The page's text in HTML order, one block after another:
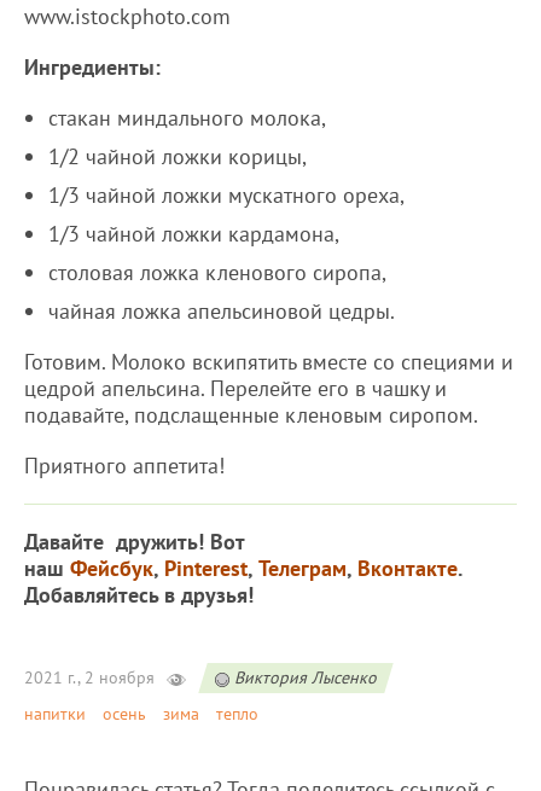
www.istockphoto.com
Ингредиенты:
стакан миндального молока,
1/2 чайной ложки корицы,
1/3 чайной ложки мускатного ореха,
1/3 чайной ложки кардамона,
столовая ложка кленового сиропа,
чайная ложка апельсиновой цедры.
Готовим. Молоко вскипятить вместе со специями и
цедрой апельсина. Перелейте его в чашку и
подавайте, подслащенные кленовым сиропом.
Приятного аппетита!
Давайте дружить! Вот
наш Фейсбук, Pinterest, Телеграм, Вконтакте.
Добавляйтесь в друзья!
2021 г., 2 ноября
Виктория Лысенко
напитки
осень зима тепло